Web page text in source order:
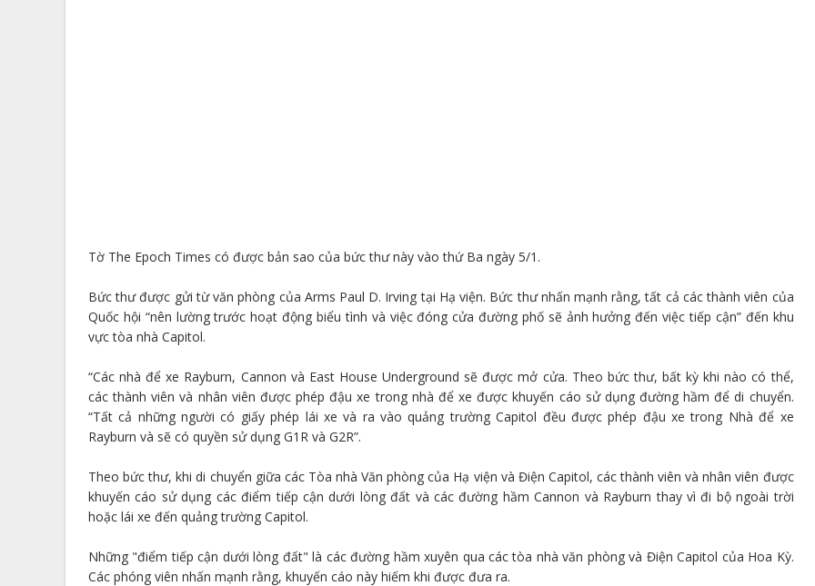
Tờ The Epoch Times có được bản sao của bức thư này vào thứ Ba ngày 5/1.
Bức thư được gửi từ văn phòng của Arms Paul D. Irving tại Hạ viện. Bức thư nhấn mạnh rằng, tất cả các thành viên của
Quốc hội “nên lường trước hoạt động biểu tình và việc đóng cửa đường phố sẽ ảnh hưởng đến việc tiếp cận” đến khu
vực tòa nhà Capitol.
“Các nhà để xe Rayburn, Cannon và East House Underground sẽ được mở cửa. Theo bức thư, bất kỳ khi nào có thể,
các thành viên và nhân viên được phép đậu xe trong nhà để xe được khuyến cáo sử dụng đường hầm để di chuyển.
“Tất cả những người có giấy phép lái xe và ra vào quảng trường Capitol đều được phép đậu xe trong Nhà để xe
Rayburn và sẽ có quyền sử dụng G1R và G2R”.
Theo bức thư, khi di chuyển giữa các Tòa nhà Văn phòng của Hạ viện và Điện Capitol, các thành viên và nhân viên được
khuyến cáo sử dụng các điểm tiếp cận dưới lòng đất và các đường hầm Cannon và Rayburn thay vì đi bộ ngoài trời
hoặc lái xe đến quảng trường Capitol.
Những "điểm tiếp cận dưới lòng đất" là các đường hầm xuyên qua các tòa nhà văn phòng và Điện Capitol của Hoa Kỳ.
Các phóng viên nhấn mạnh rằng, khuyến cáo này hiếm khi được đưa ra.